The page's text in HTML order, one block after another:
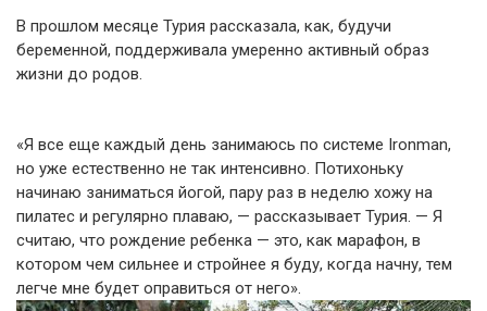
В прошлом месяце Турия рассказала, как, будучи
беременной, поддерживала умеренно активный образ
жизни до родов.
«Я все еще каждый день занимаюсь по системе Ironman,
но уже естественно не так интенсивно. Потихоньку
начинаю заниматься йогой, пару раз в неделю хожу на
пилатес и регулярно плаваю, — рассказывает Турия. — Я
считаю, что рождение ребенка — это, как марафон, в
котором чем сильнее и стройнее я буду, когда начну, тем
легче мне будет оправиться от него».